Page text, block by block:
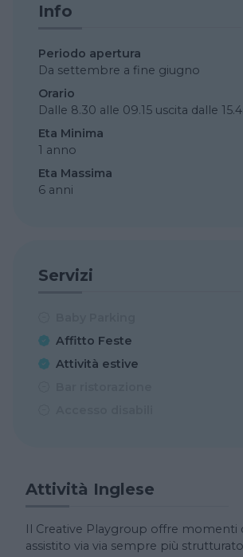
Info
Periodo apertura
Da settembre a fine giugno
Orario
Dalle 8.30 alle 09.15 uscita dalle
Eta Minima
1 anno
Eta Massima
6 anni
Servizi
Affitto Feste
Attività estive
Attività Inglese
Il Creative Playgroup offre momenti
assistito via via sempre più